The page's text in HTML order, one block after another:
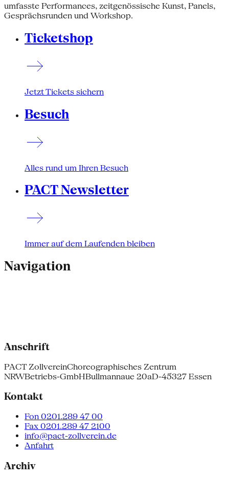
umfasste Performances, zeitgenössische Kunst, Panels,
Gesprächsrunden und Workshop.
Ticketshop
Jetzt Tickets sichern
Besuch
Alles rund um Ihren Besuch
PACT Newsletter
Immer auf dem Laufenden bleiben
Navigation
Anschrift
PACT ZollvereinChoreographisches Zentrum
NRWBetriebs-GmbHBullmannaue 20aD-45327 Essen
Kontakt
Fon 0201.289 47 00
Fax 0201.289 47 2100
info@pact-zollverein.de
Anfahrt
Archiv